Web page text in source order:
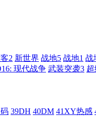
2 新世界 战地5 战地1 战
现代战争 武装突袭3
39DH 40DM 41XY热感